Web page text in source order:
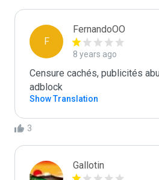
F
FernandoOO
8 years ago
Censure cachés, publicités
adblock
Show Translation
3
Gallotin